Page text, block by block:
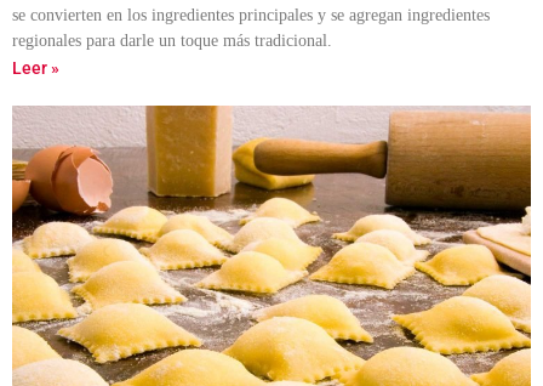
se convierten en los ingredientes principales y se agregan ingredientes
regionales para darle un toque más tradicional.
Leer »